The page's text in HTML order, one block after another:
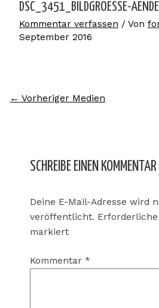
DSC_3451_BILDGROESSE-
Kommentar verfassen / Von
September 2016
← Vorheriger Medien
SCHREIBE EINEN KOMMENTAR
Deine E-Mail-Adresse wird
veröffentlicht.
markiert
Kommentar *